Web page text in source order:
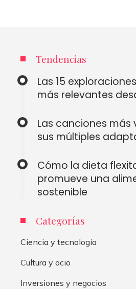
Tendencias
Las 15
más relevantes
Las canciones más
sus múltiples
Cómo la dieta
promueve una
sostenible
Categorías
Ciencia y tecnología
Cultura y ocio
Inversiones y negocios